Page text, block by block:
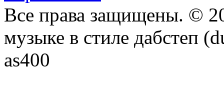
Все права защищены. ©
музыке в стиле дабстеп
as400